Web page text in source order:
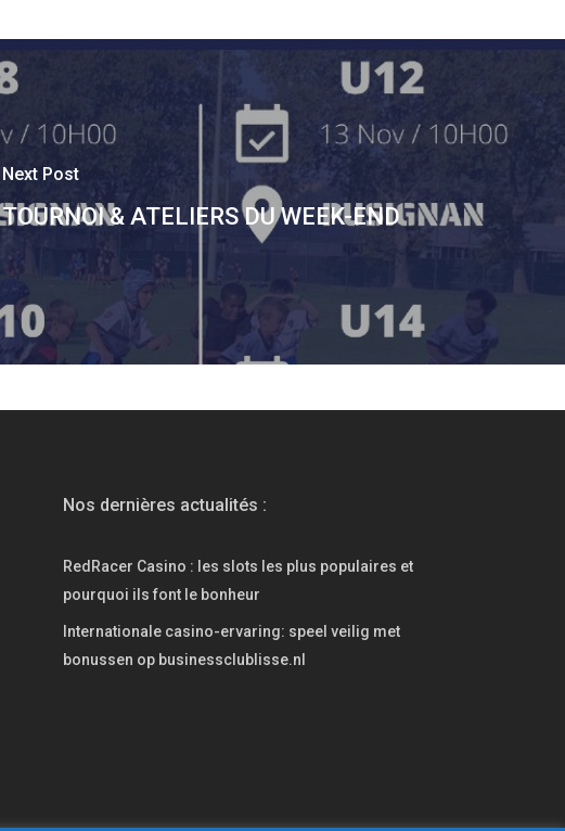
Next Post
TOURNOI & ATELIERS DU WEEK-END
Nos dernières actualités :
RedRacer Casino : les slots les plus populaires et
pourquoi ils font le bonheur
Internationale casino-ervaring: speel veilig met
bonussen op businessclublisse.nl